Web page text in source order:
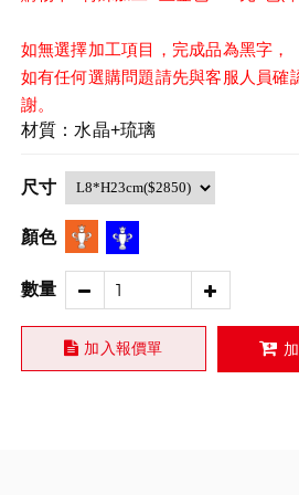
如無選擇加工項目，完成品為黑字，
如有任何選購問題請先與客服人員確
謝。
材質：水晶+琉璃
尺寸
顏色
數量
加入報價單